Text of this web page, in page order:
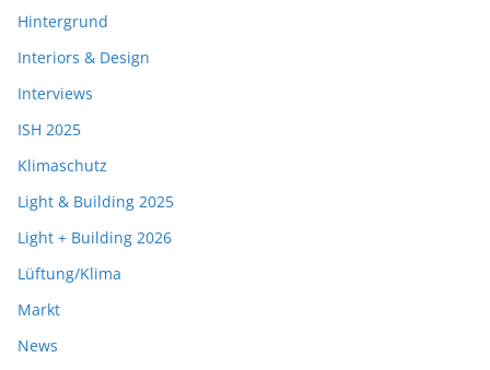
Hintergrund
Interiors & Design
Interviews
ISH 2025
Klimaschutz
Light & Building 2025
Light + Building 2026
Lüftung/Klima
Markt
News